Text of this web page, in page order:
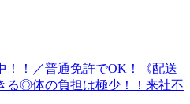
！！／普通免許でOK！《配送
る◎体の負担は極少！！来社不